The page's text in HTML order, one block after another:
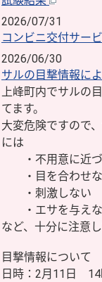
2026/07/31
コンビニ交付サー
2026/06/30
サルの目撃情報に
上峰町内でサルの
てます。
大変危険ですので
には
・不用意に近づ
・目を合わせ
・刺激しない
・エサを与え
など、十分に注意
目撃情報について
日時：2月11日